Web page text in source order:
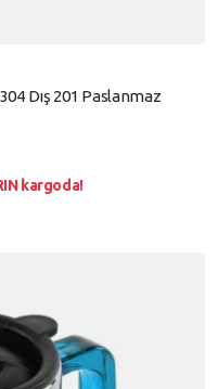
Dış 201 Paslanmaz
kargoda!